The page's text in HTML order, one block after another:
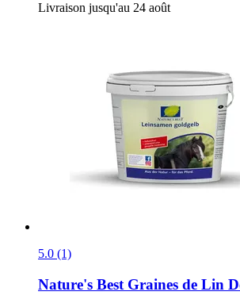
Livraison jusqu'au 24 août
5.0 (1)
Nature's Best Graines de Lin